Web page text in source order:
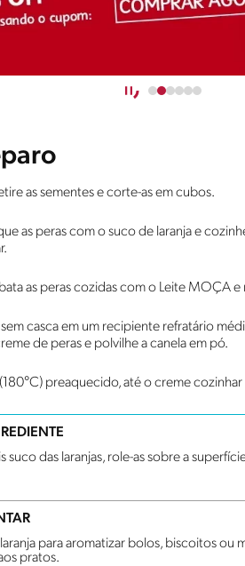
as sementes e corte-as em cubos.
as peras com o suco de laranja e
as peras cozidas com o Leite MOÇA e
sem casca em um recipiente refratário
de peras e polvilhe a canela em pó.
preaquecido, até o creme
suco das laranjas, role-as sobre a
para aromatizar bolos, biscoitos ou
pratos.